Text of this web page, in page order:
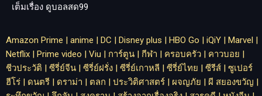
เต็มเรื่อง ดูบอลสด99
Amazon Prime | anime | DC | Disney plus | HBO Go | iQiY | Marvel |
Netflix | Prime video | Viu | การ์ตูน | กีฬา | ครอบครัว | คาวบอย |
ชีวประวัติ | ซีรี่ย์จีน | ซีรี่ย์ฝรั่ง | ซีรี่ย์เกาหลี | ซีรี่ย์ไทย | ซีรีส์ | ซูเปอร์
ฮีโร่ | ดนตรี | ดราม่า | ตลก | ประวิติศาสตร์ | ผจญภัย | ผี สยองขวัญ |